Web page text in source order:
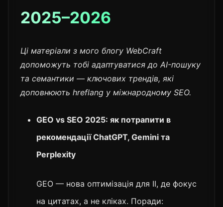
2025–2026
Ці матеріали з мого блогу WebCraft
допоможуть тобі адаптуватися до AI-пошуку
та семантики — ключових трендів, які
доповнюють hreflang у міжнародному SEO.
GEO vs SEO 2025: як потрапити в
рекомендації ChatGPT, Gemini та
Perplexity
GEO — нова оптимізація для ІІ, де фокус
на цитатах, а не кліках. Поради: